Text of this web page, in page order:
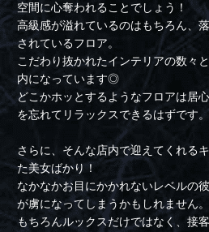
空間に心奪われることでしょう！
高級感が溢れているのはもちろん、
されているフロア。
こだわり抜かれたインテリアの数々
内になっています◎
どこかホッとするようなフロアは居
を忘れてリラックスできるはずです。
さらに、そんな店内で迎えてくれる
た美女ばかり！
なかなかお目にかかれないレベルの
が虜になってしまうかもしれません。
もちろんルックスだけではなく、接